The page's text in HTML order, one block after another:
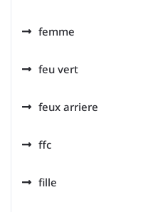
femme
feu vert
feux arriere
ffc
fille